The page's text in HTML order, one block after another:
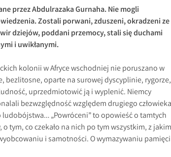
przez Abdulrazaka Gurnaha. Nie mogli
Zostali porwani, zduszeni, okradzeni ze
dziejów, poddani przemocy, stali się duchami
i uwikłanymi.
kolonii w Afryce wschodniej nie poruszano w
bezlitosne, oparte na surowej dyscyplinie, rygorze,
uprzedmiotowić ją i wyplenić. Niemcy
bezwzględność względem drugiego
ludobójstwa… „Powróceni” to opowieść o tamtych
tym, co czekało na nich po tym wszystkim, z
i samotności. O wymazywaniu